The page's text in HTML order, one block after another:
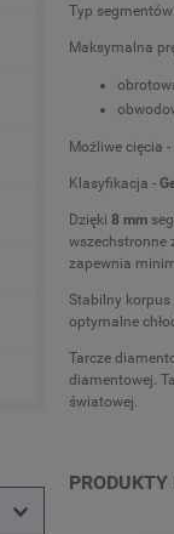
Typ
Maksymalna
Możliwe cięcia -
Klasyfikacja -
Dzięki 8 mm
wszechstronne
zapewnia
Stabilny
optymalne
Tarcze
diamentowej.
światowej.